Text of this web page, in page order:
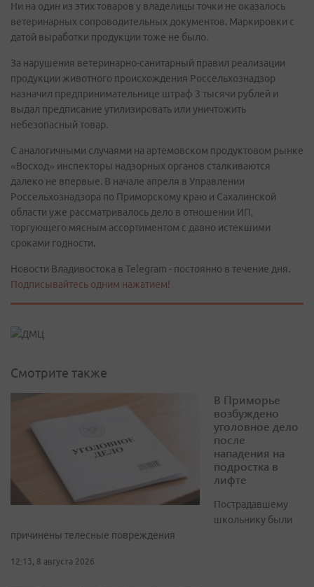
Ни на один из этих товаров у владелицы точки не оказалось
ветеринарных сопроводительных документов. Маркировки с
датой выработки продукции тоже не было.
За нарушения ветеринарно-санитарный правил реализации
продукции животного происхождения Россельхознадзор
назначил предпринимательнице штраф 3 тысячи рублей и
выдал предписание утилизировать или уничтожить
небезопасный товар.
С аналогичными случаями на артемовском продуктовом рынке
«Восход» инспекторы надзорных органов сталкиваются
далеко не впервые. В начале апреля в Управлении
Россельхознадзора по Приморскому краю и Сахалинской
области уже рассматривалось дело в отношении ИП,
торгующего мясным ассортиментом с давно истекшими
сроками годности.
Новости Владивостока в Telegram - постоянно в течение дня.
Подписывайтесь одним нажатием!
Смотрите также
В Приморье
возбуждено
уголовное дело
после
нападения на
подростка в
лифте
Пострадавшему
школьнику были
причинены телесные повреждения
12:13, 8 августа 2026